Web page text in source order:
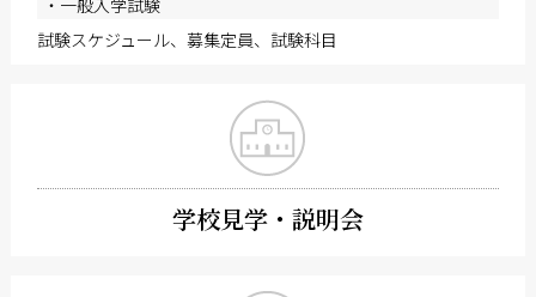
・一般入学試験
試験スケジュール、募集定員、試験科目
学校見学・説明会